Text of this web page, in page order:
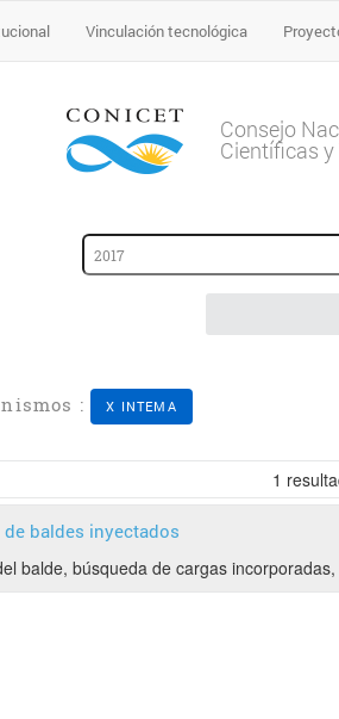
Vinculación tecnológica
Consejo
Científicas
: X INTEMA
1
baldes inyectados
balde, búsqueda de cargas